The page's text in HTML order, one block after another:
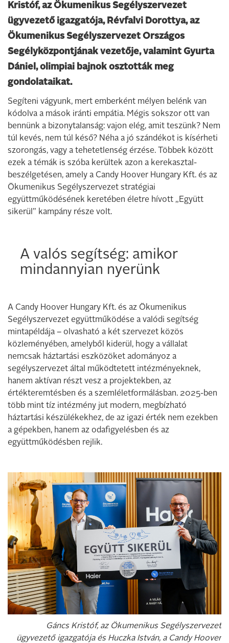
Kristóf, az Ökumenikus Segélyszervezet
ügyvezető igazgatója, Révfalvi Dorottya, az
Ökumenikus Segélyszervezet Országos
Segélyközpontjának vezetője, valamint Gyurta
Dániel, olimpiai bajnok osztották meg
gondolataikat.
Segíteni vágyunk, mert emberként mélyen belénk van
kódolva a mások iránti empátia. Mégis sokszor ott van
bennünk a bizonytalanság: vajon elég, amit teszünk? Nem
túl kevés, nem túl késő? Néha a jó szándékot is kísérheti
szorongás, vagy a tehetetlenség érzése. Többek között
ezek a témák is szóba kerültek azon a kerekasztal-
beszélgetésen, amely a Candy Hoover Hungary Kft. és az
Ökumenikus Segélyszervezet stratégiai
együttműködésének keretében életre hívott „Együtt
sikerül” kampány része volt.
A valós segítség: amikor
mindannyian nyerünk
A Candy Hoover Hungary Kft. és az Ökumenikus
Segélyszervezet együttműködése a valódi segítség
mintapéldája – olvasható a két szervezet közös
közleményében, amelyből kiderül, hogy a vállalat
nemcsak háztartási eszközöket adományoz a
segélyszervezet által működtetett intézményeknek,
hanem aktívan részt vesz a projektekben, az
értékteremtésben és a szemléletformálásban. 2025-ben
több mint tíz intézmény jut modern, megbízható
háztartási készülékekhez, de az igazi érték nem ezekben
a gépekben, hanem az odafigyelésben és az
együttműködésben rejlik.
Gáncs Kristóf, az Ökumenikus Segélyszervezet
ügyvezető igazgatója és Huczka István, a Candy Hoover